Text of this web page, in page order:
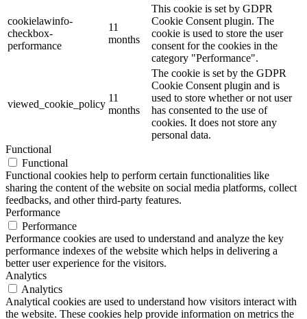
cookielawinfo-
checkbox-
performance
11
months
This cookie is set by GDPR
Cookie Consent plugin. The
cookie is used to store the user
consent for the cookies in the
category "Performance".
viewed_cookie_policy
11
months
The cookie is set by the GDPR
Cookie Consent plugin and is
used to store whether or not user
has consented to the use of
cookies. It does not store any
personal data.
Functional
Functional
Functional cookies help to perform certain functionalities like
sharing the content of the website on social media platforms, collect
feedbacks, and other third-party features.
Performance
Performance
Performance cookies are used to understand and analyze the key
performance indexes of the website which helps in delivering a
better user experience for the visitors.
Analytics
Analytics
Analytical cookies are used to understand how visitors interact with
the website. These cookies help provide information on metrics the